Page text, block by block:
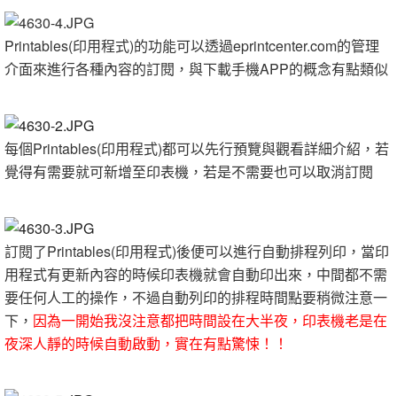
Printables(印用程式)的功能可以透過eprintcenter.com的管理
介面來進行各種內容的訂閱，與下載手機APP的概念有點類似
每個Printables(印用程式)都可以先行預覽與觀看詳細介紹，若
覺得有需要就可新增至印表機，若是不需要也可以取消訂閱
訂閱了Printables(印用程式)後便可以進行自動排程列印，當印
用程式有更新內容的時候印表機就會自動印出來，中間都不需
要任何人工的操作，不過自動列印的排程時間點要稍微注意一
下， 因為一開始我沒注意都把時間設在大半夜，印表機老是在
夜深人靜的時候自動啟動，實在有點驚悚！！